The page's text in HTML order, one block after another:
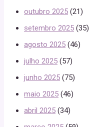
outubro 2025 (21)
setembro 2025 (35)
agosto 2025 (46)
julho 2025 (57)
junho 2025 (75)
maio 2025 (46)
abril 2025 (34)